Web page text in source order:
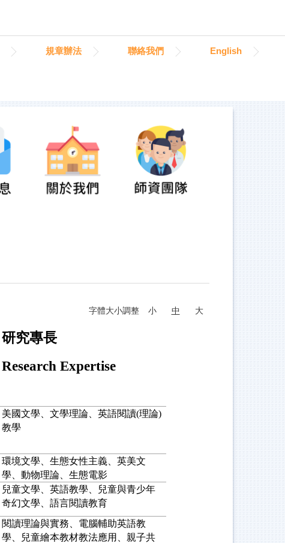
規章辦法 聯絡我們 English
字體大小調整 小 中 大
研究專長
Research Expertise
美國文學、文學理論、英語閱讀(理論)
教學
環境文學、生態女性主義、英美文
學、動物理論、生態電影
兒童文學、英語教學、兒童與青少年
奇幻文學、語言閱讀教育
閱讀理論與實務、電腦輔助英語教
學、兒童繪本教材教法應用、親子共